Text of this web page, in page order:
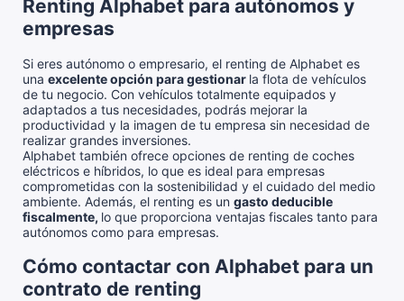
Renting Alphabet para autónomos y
empresas
Si eres autónomo o empresario, el renting de Alphabet es
una excelente opción para gestionar la flota de vehículos
de tu negocio. Con vehículos totalmente equipados y
adaptados a tus necesidades, podrás mejorar la
productividad y la imagen de tu empresa sin necesidad de
realizar grandes inversiones.
Alphabet también ofrece opciones de renting de coches
eléctricos e híbridos, lo que es ideal para empresas
comprometidas con la sostenibilidad y el cuidado del medio
ambiente. Además, el renting es un gasto deducible
fiscalmente, lo que proporciona ventajas fiscales tanto para
autónomos como para empresas.
Cómo contactar con Alphabet para un
contrato de renting